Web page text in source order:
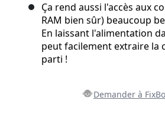
Ça rend aussi l'accès aux
RAM bien sûr) beaucoup
En laissant l'alimentation
peut facilement extraire la
parti !
Demander à